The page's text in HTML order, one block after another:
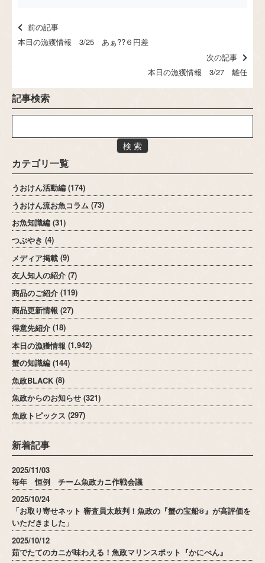
前の記事
本日の漁獲情報 3/25 あぁ??６円差
次の記事
本日の漁獲情報 3/27 離任
記事検索
検 索
カテゴリ一覧
うおけん活動編 (174)
うおけん流お魚コラム (73)
お魚知識編 (31)
つぶやき (4)
メディア掲載 (9)
友人知人の紹介 (7)
商品のご紹介 (119)
商品更新情報 (27)
得意先紹介 (18)
本日の漁獲情報 (1,942)
蟹の知識編 (144)
魚政BLACK (8)
魚政からのお知らせ (321)
魚政トピックス (297)
新着記事
2025/11/03
毎年 恒例 チーム魚政カニ作戦会議
2025/10/24
「お取り寄せネット 審査員太鼓判！魚政の『蟹の宝船®』が高評価を
いただきました」
2025/10/12
茹でたてのカニが味わえる！魚政マリンスポット『かにべん』